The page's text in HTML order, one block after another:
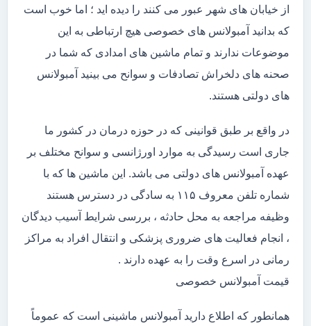
از خیابان های شهر عبور می کنند را دیده اید ؛ اما خوب است
که بدانید آمبولانس های خصوصی هیچ ارتباطی به این
موضوعات ندارند و تمام ماشین های امدادی که شما در
صحنه های دلخراش تصادفات و سوانح می بینید آمبولانس
های دولتی هستند.
در واقع بر طبق قوانینی که در حوزه درمان در کشور ما
جاری است رسیدگی به موارد اورژانسی و سوانح مختلف بر
عهده آمبولانس های دولتی می باشد. این ماشین ها که با
شماره تلفن معروف ۱۱۵ به سادگی در دسترس هستند
وظیفه مراجعه به محل حادثه ، بررسی شرایط آسیب دیدگان
، انجام فعالیت های ضروری پزشکی و انتقال افراد به مراکز
رمانی در اسرع وقت را به عهده دارند .
قیمت آمبولانس خصوصی
همانطور که اطلاع دارید آمبولانس ماشینی است که عموماً